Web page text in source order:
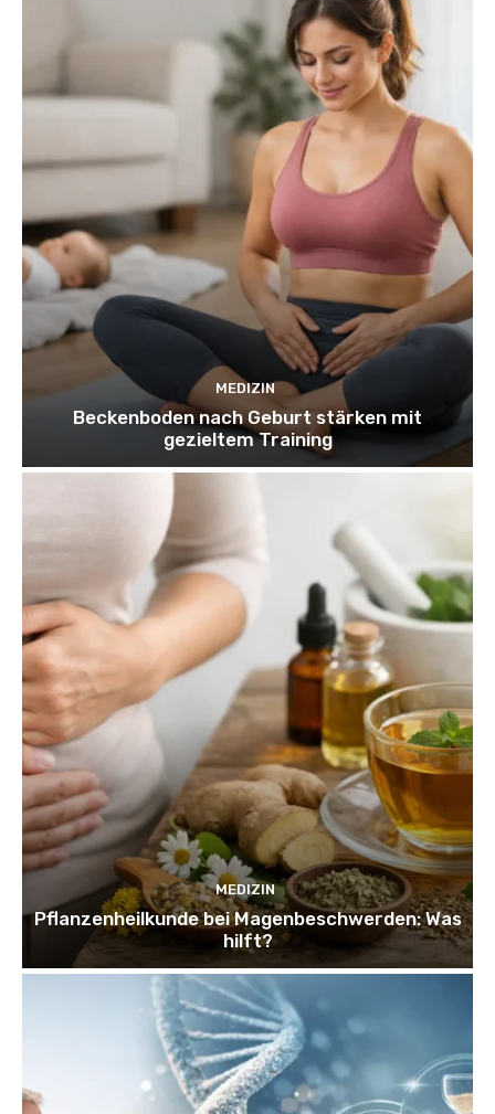
MEDIZIN
Beckenboden nach Geburt stärken mit
gezieltem Training
MEDIZIN
Pflanzenheilkunde bei Magenbeschwerden: Was
hilft?